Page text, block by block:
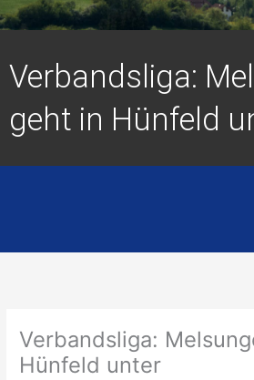
Verbandsliga:
geht in Hünfeld
Verbandsliga:
Hünfeld unter